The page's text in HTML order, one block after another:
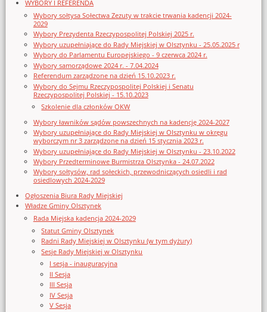
WYBORY I REFERENDA
Wybory sołtysa Sołectwa Zezuty w trakcie trwania kadencji 2024-
2029
Wybory Prezydenta Rzeczypospolitej Polskiej 2025 r.
Wybory uzupełniające do Rady Miejskiej w Olsztynku - 25.05.2025 r
Wybory do Parlamentu Europejskiego - 9 czerwca 2024 r.
Wybory samorządowe 2024 r. - 7.04.2024
Referendum zarządzone na dzień 15.10.2023 r.
Wybory do Sejmu Rzeczypospolitej Polskiej i Senatu
Rzeczypospolitej Polskiej - 15.10.2023
Szkolenie dla członków OKW
Wybory ławników sądów powszechnych na kadencję 2024-2027
Wybory uzupełniające do Rady Miejskiej w Olsztynku w okręgu
wyborczym nr 3 zarządzone na dzień 15 stycznia 2023 r.
Wybory uzupełniające do Rady Miejskiej w Olsztynku - 23.10.2022
Wybory Przedterminowe Burmistrza Olsztynka - 24.07.2022
Wybory sołtysów, rad sołeckich, przewodniczących osiedli i rad
osiedlowych 2024-2029
Ogłoszenia Biura Rady Miejskiej
Władze Gminy Olsztynek
Rada Miejska kadencja 2024-2029
Statut Gminy Olsztynek
Radni Rady Miejskiej w Olsztynku (w tym dyżury)
Sesje Rady Miejskiej w Olsztynku
I sesja - inauguracyjna
II Sesja
III Sesja
IV Sesja
V Sesja